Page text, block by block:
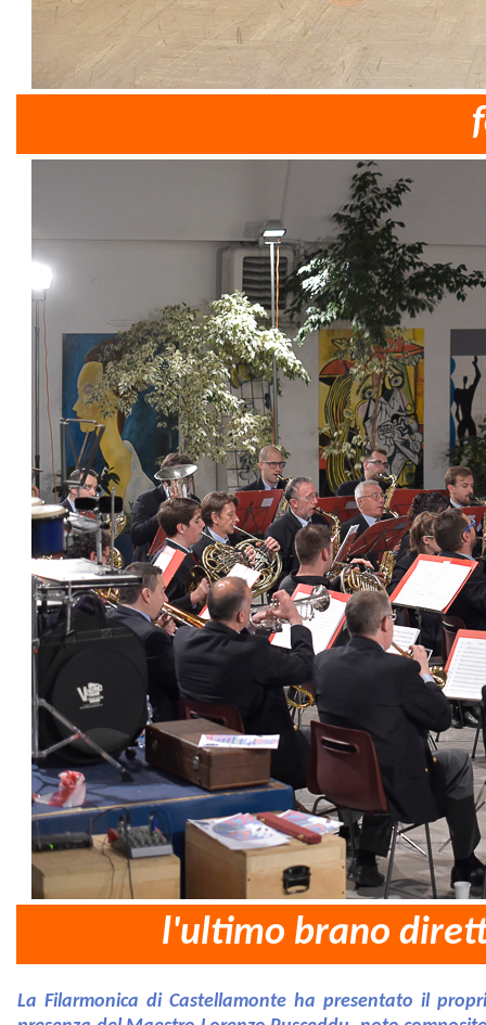
l'ultimo brano
La Filarmonica di Castellamonte ha presentato il